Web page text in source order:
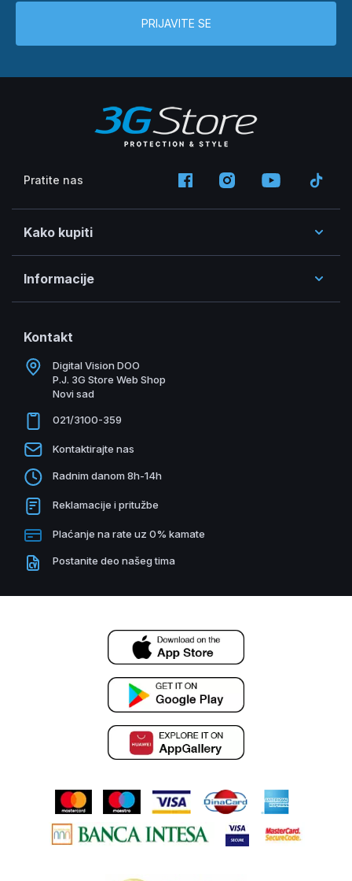
PRIJAVITE SE
Pratite nas
Kako kupiti
Informacije
Kontakt
Digital Vision DOO
P.J. 3G Store Web Shop
Novi sad
021/3100-359
Kontaktirajte nas
Radnim danom 8h-14h
Reklamacije i pritužbe
Plaćanje na rate uz 0% kamate
Postanite deo našeg tima